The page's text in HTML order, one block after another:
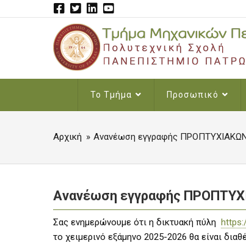
MAIN
NAVIGATION
Το Τμήμα Προσωπικό
BREADCRUMB
Αρχική Aνανέωση εγγραφής
Aνανέωση εγγραφής
Σας ενημερώνουμε ότι η δικτυακή πύλη
το χειμερινό εξάμηνο 2025-2026 θα είναι